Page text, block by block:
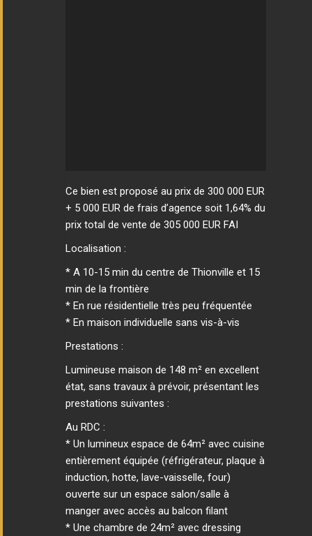
Ce bien est proposé au prix de 300 000 EUR
+ 5 000 EUR de frais d’agence soit 1,64% du
prix total de vente de 305 000 EUR FAI
Localisation :
* A 10-15 min du centre de Thionville et 15
min de la frontière
* En rue résidentielle très peu fréquentée
* En maison individuelle sans vis-à-vis
Prestations :
Lumineuse maison de 148 m² en excellent
état, sans travaux à prévoir, présentant les
prestations suivantes :
Au RDC :
* Un lumineux espace de 64m² avec cuisine
entièrement équipée (réfrigérateur, plaque à
induction, hotte, lave-vaisselle, four)
ouverte sur un espace salon/salle à
manger avec accès au balcon filant
* Une chambre de 24m² avec dressing